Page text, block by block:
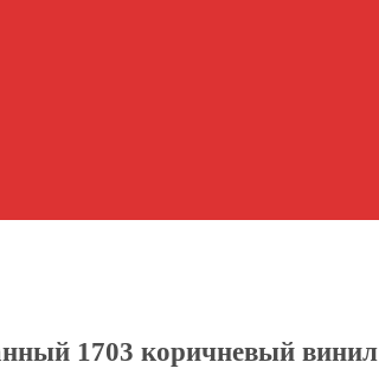
1703 коричневый винил